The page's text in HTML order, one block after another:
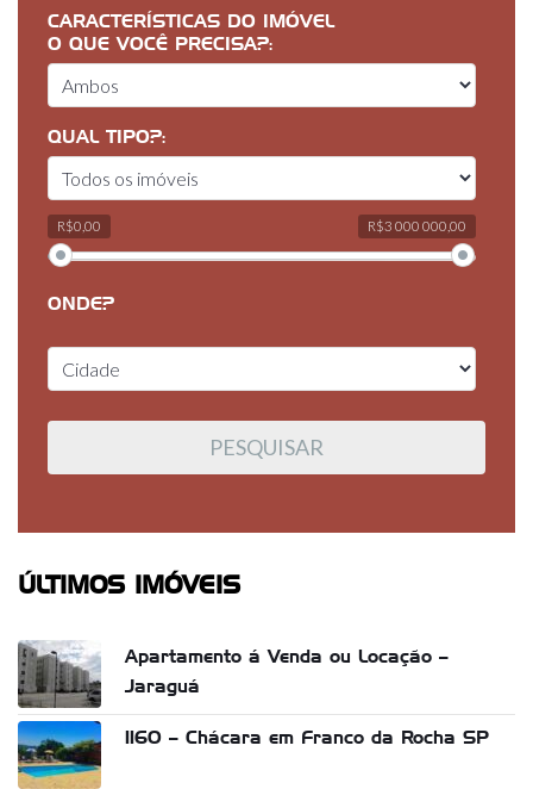
CARACTERÍSTICAS DO IMÓVEL
O QUE VOCÊ PRECISA?:
QUAL TIPO?:
R$0,00 R$3 000 000,00
ONDE?
ÚLTIMOS IMÓVEIS
Apartamento á Venda ou Locação –
Jaraguá
1160 – Chácara em Franco da Rocha SP